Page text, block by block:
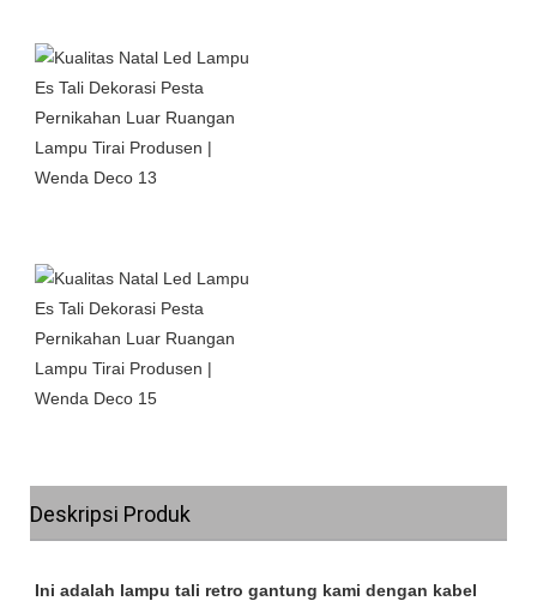
Deskripsi Produk
Ini adalah lampu tali retro gantung kami dengan kabel